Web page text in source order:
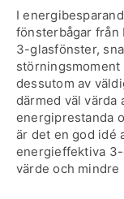
I
fönsterbågar
3-glasfönster,
dessutom av
därmed väl värda
energiprestanda
är det en god idé
energieffektiva
värde och mindre